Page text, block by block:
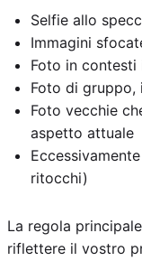
Selfie allo
Immagini
Foto in contesti
Foto di
Foto vecchie
aspetto attuale
ritocchi)
La regola
riflettere il vostro